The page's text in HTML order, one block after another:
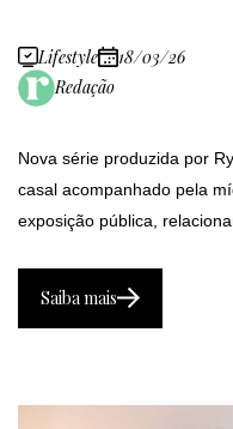
Lifestyle
18/03/26
Redação
Nova série produzida por
casal acompanhado pela
exposição pública,
Saiba mais